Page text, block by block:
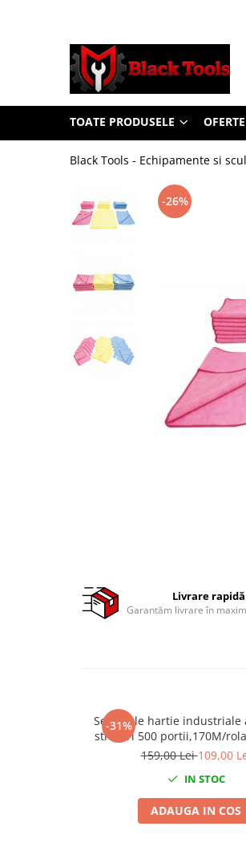
Toate Produsele
Scule Service Auto
Chei Si Truse De Chei
Chei Combinate Cu Clichet
Clesti Si Seturi De Clesti
Clesti pentru sigurante
Clesti universali
Clima/Aer conditionat
Dispozitive de sablat & accesorii
Module scule
Echipamente De Sudura
Sudura In Puncte
TOATE PRODUSELE
Black Tools - Echipamente si
-26%
Livrare rapidă
Garantăm livrare în
-31%
Set 2 role hartie industriale
straturi 500 portii,170M/rola
Mega Blue
159,00 Lei109,00
IN STOC
ADAUGA IN COS